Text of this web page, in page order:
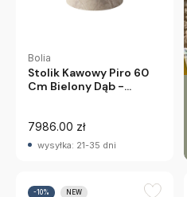
Bolia
Stolik Kawowy Piro 60
Cm Bielony Dąb -
7986.00 zł
wysyłka: 21-35 dni
-10% NEW